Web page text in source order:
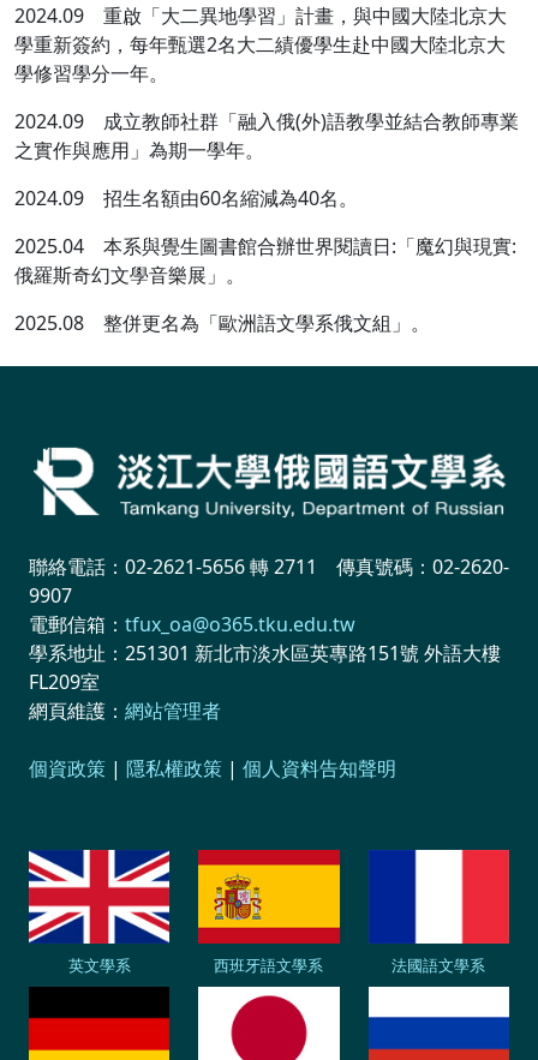
2024.09 重啟「大二異地學習」計畫，與中國大陸北京大
學重新簽約，每年甄選2名大二績優學生赴中國大陸北京大
學修習學分一年。
2024.09 成立教師社群「融入俄(外)語教學並結合教師專業
之實作與應用」為期一學年。
2024.09 招生名額由60名縮減為40名。
2025.04 本系與覺生圖書館合辦世界閱讀日:「魔幻與現實:
俄羅斯奇幻文學音樂展」。
2025.08 整併更名為「歐洲語文學系俄文組」。
聯絡電話：02-2621-5656 轉 2711 傳真號碼：02-2620-
9907
電郵信箱： tfux_oa@o365.tku.edu.tw
學系地址：251301 新北市淡水區英專路151號 外語大樓
FL209室
網頁維護： 網站管理者
個資政策 | 隱私權政策 | 個人資料告知聲明
英文學系 西班牙語文學系 法國語文學系